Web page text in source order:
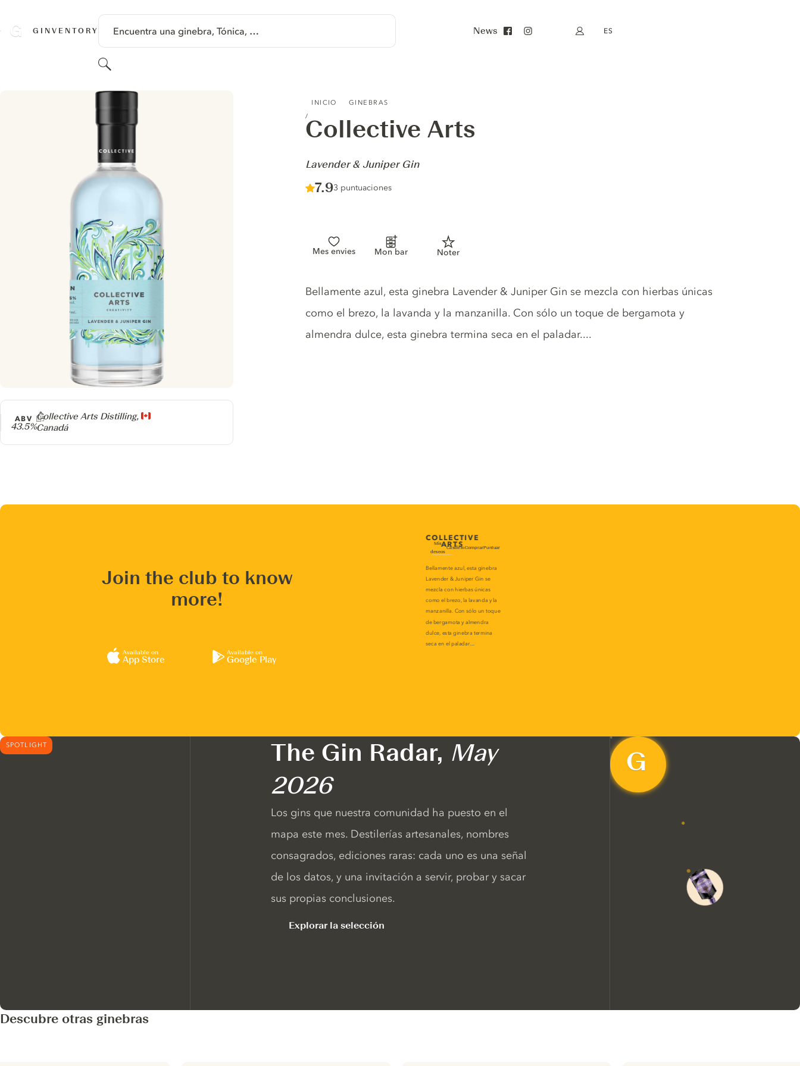
GINVENTORY Encuentra una ginebra, Tónica, …
Buscar
News Mi cuenta
ES
INICIO GINEBRAS
Collective Arts
-
Lavender & Juniper Gin
Score :
7.9/ 10
3 puntuaciones
Mes envies Mon bar Noter
Producer
Collective Arts Distilling,
Canadá
ABV
43.5%
Gin description
Bellamente azul, esta ginebra Lavender & Juniper Gin se mezcla con hierbas únicas
como el brezo, la lavanda y la manzanilla. Con sólo un toque de bergamota y
almendra dulce, esta ginebra termina seca en el paladar....
Join the club to know
more!
Available on
App Store
Available on
Google Play
SPOTLIGHT The Gin Radar, May
2026
Los gins que nuestra comunidad ha puesto en el
mapa este mes. Destilerías artesanales, nombres
consagrados, ediciones raras: cada uno es una señal
de los datos, y una invitación a servir, probar y sacar
sus propias conclusiones.
Explorar la selección
Descubre otras ginebras